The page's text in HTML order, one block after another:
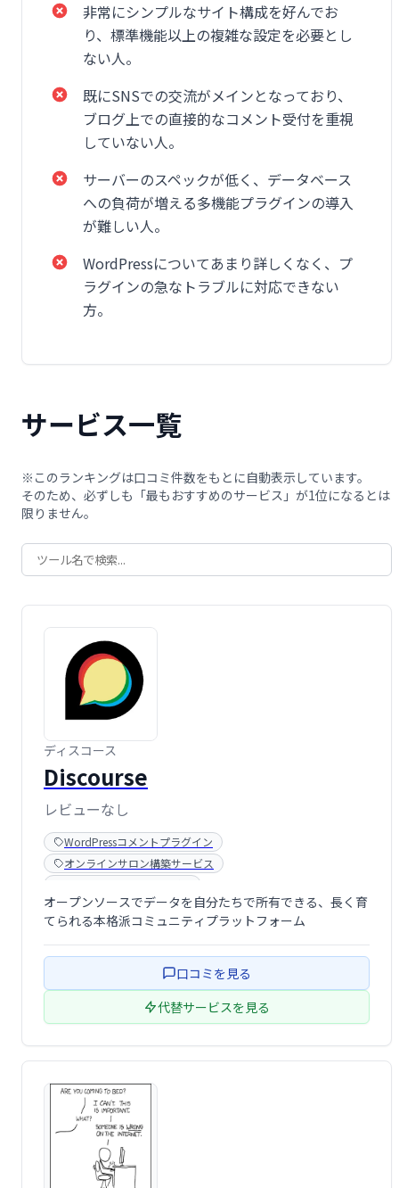
非常にシンプルなサイト構成を好んでお
り、標準機能以上の複雑な設定を必要とし
ない人。
既にSNSでの交流がメインとなっており、
ブログ上での直接的なコメント受付を重視
していない人。
サーバーのスペックが低く、データベース
への負荷が増える多機能プラグインの導入
が難しい人。
WordPressについてあまり詳しくなく、プ
ラグインの急なトラブルに対応できない
方。
サービス一覧
※このランキングは口コミ件数をもとに自動表示しています。
そのため、必ずしも「最もおすすめのサービス」が1位になるとは
限りません。
ディスコース
Discourse
レビューなし
WordPressコメントプラグイン
オンラインサロン構築サービス
オープンソースでデータを自分たちで所有できる、長く育
てられる本格派コミュニティプラットフォーム
口コミを見る
代替サービスを見る